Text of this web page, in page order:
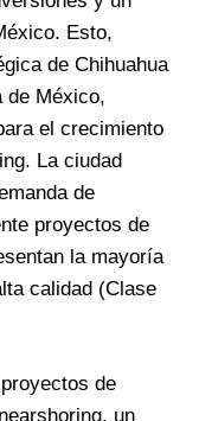
Esto,
de Chihuahua
de México,
el crecimiento
La ciudad
de
proyectos de
la mayoría
calidad (Clase
de
un